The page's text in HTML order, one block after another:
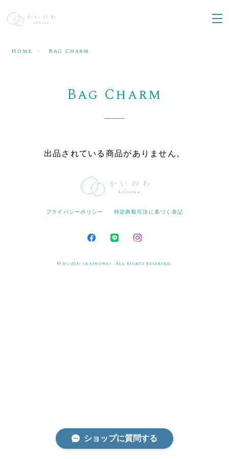
Home Bag Charm
Bag Charm
出品されている商品がありません。
プライバシーポリシー 特定商取引法に基づく表記
© かいのわ（kainowa） All rights reserved.
ショップに質問する